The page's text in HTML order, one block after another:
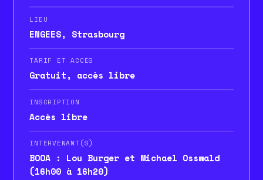
LIEU
ENGEES, Strasbourg
TARIF ET ACCÈS
Gratuit, accès libre
INSCRIPTION
Accès libre
INTERVENANT(S)
BOOA : Lou Burger et Michael Osswald
(16h00 à 16h20)